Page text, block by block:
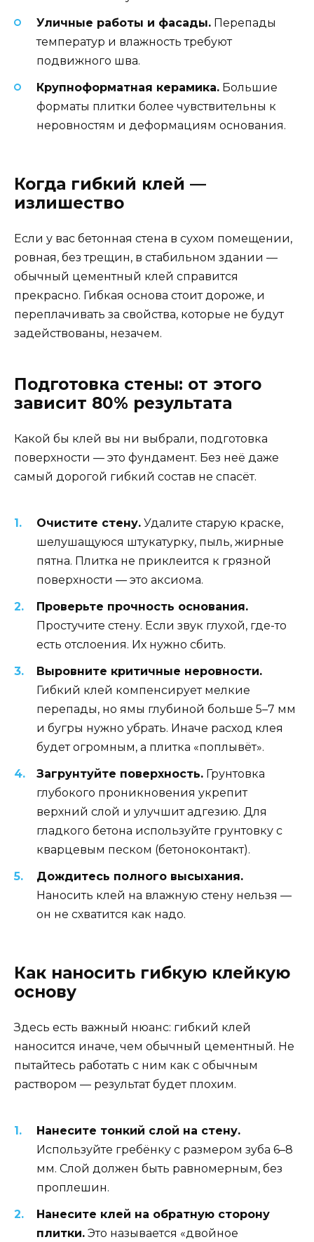
Уличные работы и фасады. Перепады
температур и влажность требуют
подвижного шва.
Крупноформатная керамика. Большие
форматы плитки более чувствительны к
неровностям и деформациям основания.
Когда гибкий клей —
излишество
Если у вас бетонная стена в сухом помещении,
ровная, без трещин, в стабильном здании —
обычный цементный клей справится
прекрасно. Гибкая основа стоит дороже, и
переплачивать за свойства, которые не будут
задействованы, незачем.
Подготовка стены: от этого
зависит 80% результата
Какой бы клей вы ни выбрали, подготовка
поверхности — это фундамент. Без неё даже
самый дорогой гибкий состав не спасёт.
Очистите стену. Удалите старую краске,
шелушащуюся штукатурку, пыль, жирные
пятна. Плитка не приклеится к грязной
поверхности — это аксиома.
Проверьте прочность основания.
Простучите стену. Если звук глухой, где-то
есть отслоения. Их нужно сбить.
Выровните критичные неровности.
Гибкий клей компенсирует мелкие
перепады, но ямы глубиной больше 5–7 мм
и бугры нужно убрать. Иначе расход клея
будет огромным, а плитка «поплывёт».
Загрунтуйте поверхность. Грунтовка
глубокого проникновения укрепит
верхний слой и улучшит адгезию. Для
гладкого бетона используйте грунтовку с
кварцевым песком (бетоноконтакт).
Дождитесь полного высыхания.
Наносить клей на влажную стену нельзя —
он не схватится как надо.
Как наносить гибкую клейкую
основу
Здесь есть важный нюанс: гибкий клей
наносится иначе, чем обычный цементный. Не
пытайтесь работать с ним как с обычным
раствором — результат будет плохим.
Нанесите тонкий слой на стену.
Используйте гребёнку с размером зуба 6–8
мм. Слой должен быть равномерным, без
проплешин.
Нанесите клей на обратную сторону
плитки. Это называется «двойное